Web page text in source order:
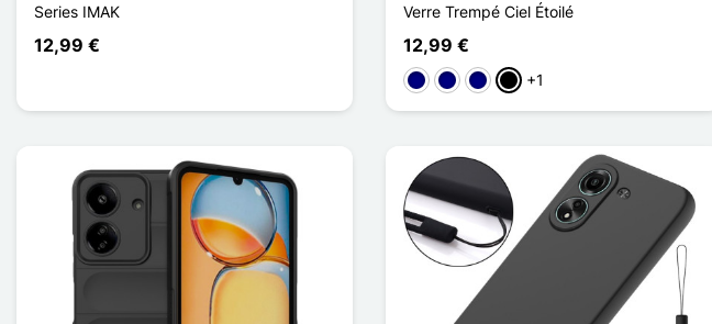
Series IMAK
12,99 €
Verre Trempé Ciel Étoilé
12,99 €
Color Starry Sky
Bright Starry Sky
Dream Starry Sky
Starry Crescent Moon
+1